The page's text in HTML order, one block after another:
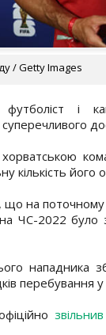
/ Getty Images
футболіст і
кількість його
на поточному
ЧС-2022 було
нападника
перебування у